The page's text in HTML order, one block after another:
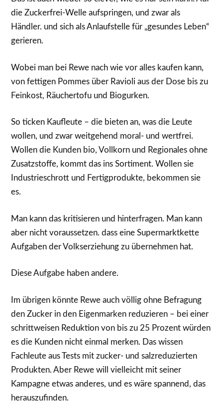
die Zuckerfrei-Welle aufspringen, und zwar als
Händler. und sich als Anlaufstelle für „gesundes Leben“
gerieren.
Wobei man bei Rewe nach wie vor alles kaufen kann,
von fettigen Pommes über Ravioli aus der Dose bis zu
Feinkost, Räuchertofu und Biogurken.
So ticken Kaufleute – die bieten an, was die Leute
wollen, und zwar weitgehend moral- und wertfrei.
Wollen die Kunden bio, Vollkorn und Regionales ohne
Zusatzstoffe, kommt das ins Sortiment. Wollen sie
Industrieschrott und Fertigprodukte, bekommen sie
es.
Man kann das kritisieren und hinterfragen. Man kann
aber nicht voraussetzen. dass eine Supermarktkette
Aufgaben der Volkserziehung zu übernehmen hat.
Diese Aufgabe haben andere.
Im übrigen könnte Rewe auch völlig ohne Befragung
den Zucker in den Eigenmarken reduzieren – bei einer
schrittweisen Reduktion von bis zu 25 Prozent würden
es die Kunden nicht einmal merken. Das wissen
Fachleute aus Tests mit zucker- und salzreduzierten
Produkten. Aber Rewe will vielleicht mit seiner
Kampagne etwas anderes, und es wäre spannend, das
herauszufinden.